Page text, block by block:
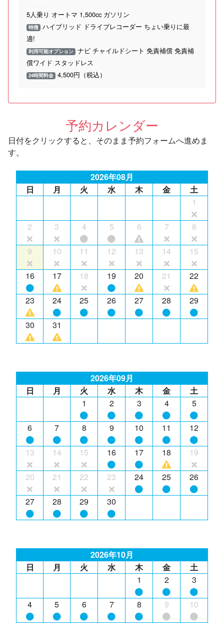
5人乗り オートマ 1,500cc ガソリン
特徴 ハイブリッド ドライブレコーダー ちょい乗りに最
適!
利用可能オプション ナビ チャイルドシート 免責補償 免責補
償ワイド スタッドレス
24時間料金 4,500円（税込）
予約カレンダー
日付をクリックすると、そのまま予約フォームへ進めま
す。
2026年08月
日
月 火 水 木 金
土
1
2 3 4 5 6 7 8
9 10 11 12 13 14 15
16 17 18 19 20 21 22
23 24 25 26 27 28 29
30 31
2026年09月
日
月 火 水 木 金
土
1
2 3 4 5
6 7 8 9 10 11 12
13 14 15 16 17 18 19
20 21 22 23 24 25 26
27 28 29 30
2026年10月
日
月 火 水 木 金
土
1
2 3
4 5 6 7 8 9 10